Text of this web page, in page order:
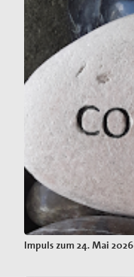
Impuls zum 24. Mai 2026